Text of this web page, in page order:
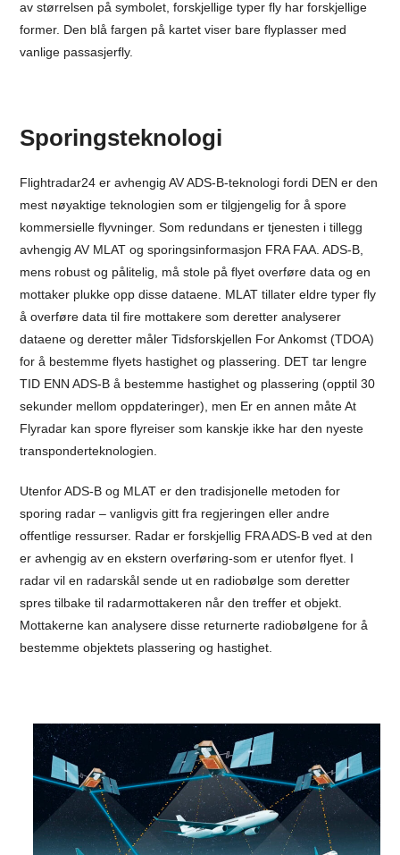
av størrelsen på symbolet, forskjellige typer fly har forskjellige
former. Den blå fargen på kartet viser bare flyplasser med
vanlige passasjerfly.
Sporingsteknologi
Flightradar24 er avhengig AV ADS-B-teknologi fordi DEN er den
mest nøyaktige teknologien som er tilgjengelig for å spore
kommersielle flyvninger. Som redundans er tjenesten i tillegg
avhengig AV MLAT og sporingsinformasjon FRA FAA. ADS-B,
mens robust og pålitelig, må stole på flyet overføre data og en
mottaker plukke opp disse dataene. MLAT tillater eldre typer fly
å overføre data til fire mottakere som deretter analyserer
dataene og deretter måler Tidsforskjellen For Ankomst (TDOA)
for å bestemme flyets hastighet og plassering. DET tar lengre
TID ENN ADS-B å bestemme hastighet og plassering (opptil 30
sekunder mellom oppdateringer), men Er en annen måte At
Flyradar kan spore flyreiser som kanskje ikke har den nyeste
transponderteknologien.
Utenfor ADS-B og MLAT er den tradisjonelle metoden for
sporing radar – vanligvis gitt fra regjeringen eller andre
offentlige ressurser. Radar er forskjellig FRA ADS-B ved at den
er avhengig av en ekstern overføring-som er utenfor flyet. I
radar vil en radarskål sende ut en radiobølge som deretter
spres tilbake til radarmottakeren når den treffer et objekt.
Mottakerne kan analysere disse returnerte radiobølgene for å
bestemme objektets plassering og hastighet.